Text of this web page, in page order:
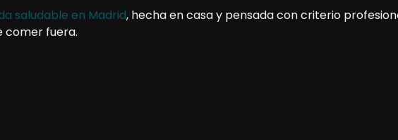
saludable en Madrid, hecha en casa y pensada con criterio
comer fuera.